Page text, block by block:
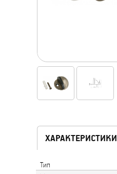
ХАРАКТЕРИСТИКИ
Тип